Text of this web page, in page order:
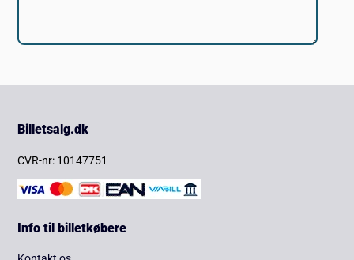
Billetsalg.dk
CVR-nr: 10147751
Info til billetkøbere